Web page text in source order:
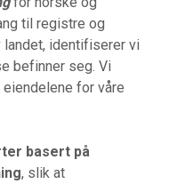
til registre og
identifiserer vi
befinner seg. Vi
for våre
basert på
, slik at